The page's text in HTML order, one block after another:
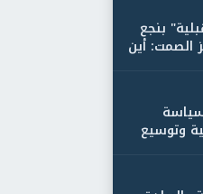
بنجع
الصمت: أين
وتوسيع